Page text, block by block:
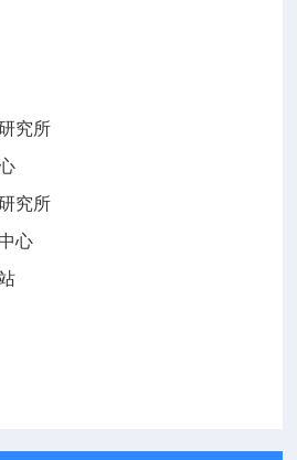
究所
水产研究所
心